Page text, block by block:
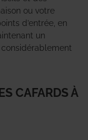
ou votre
d’entrée, en
un
CAFARDS À